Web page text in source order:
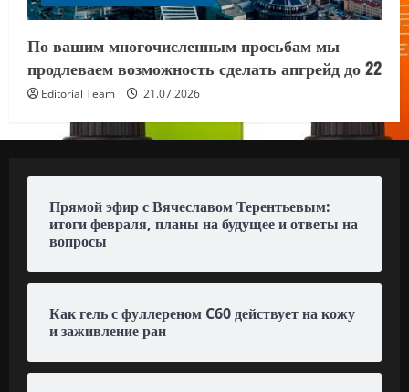
По вашим многочисленным просьбам мы
продлеваем возможность сделать апгрейд до 22
Editorial Team 21.07.2026
Прямой эфир с Вячеславом Терентьевым:
итоги февраля, планы на будущее и ответы на
вопросы
Как гель с фуллереном C60 действует на кожу
и заживление ран